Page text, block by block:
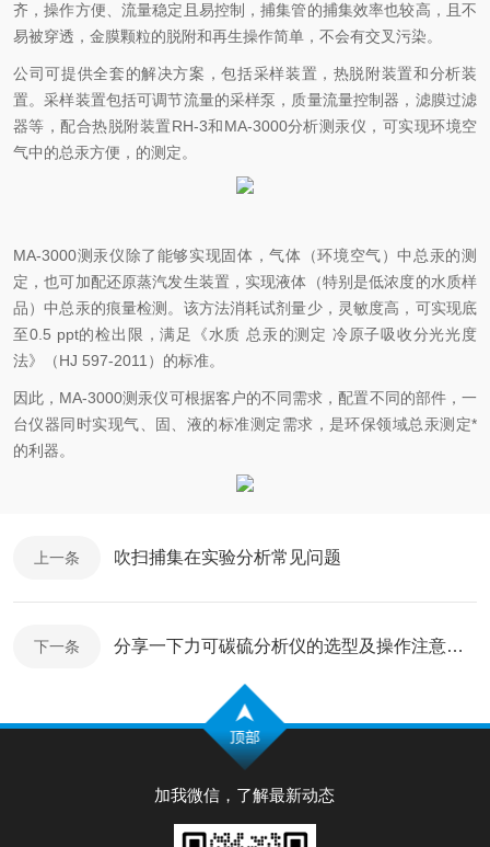
齐，操作方便、流量稳定且易控制，捕集管的捕集效率也较高，且不
易被穿透，金膜颗粒的脱附和再生操作简单，不会有交叉污染。
公司可提供全套的解决方案，包括采样装置，热脱附装置和分析装
置。采样装置包括可调节流量的采样泵，质量流量控制器，滤膜过滤
器等，配合热脱附装置RH-3和MA-3000分析测汞仪，可实现环境空
气中的总汞方便，的测定。
MA-3000测汞仪除了能够实现固体，气体（环境空气）中总汞的测
定，也可加配还原蒸汽发生装置，实现液体（特别是低浓度的水质样
品）中总汞的痕量检测。该方法消耗试剂量少，灵敏度高，可实现底
至0.5 ppt的检出限，满足《水质 总汞的测定 冷原子吸收分光光度
法》（HJ 597-2011）的标准。
因此，MA-3000测汞仪可根据客户的不同需求，配置不同的部件，一
台仪器同时实现气、固、液的标准测定需求，是环保领域总汞测定*
的利器。
上一条 吹扫捕集在实验分析常见问题
下一条 分享一下力可碳硫分析仪的选型及操作注意事项
加我微信，了解最新动态